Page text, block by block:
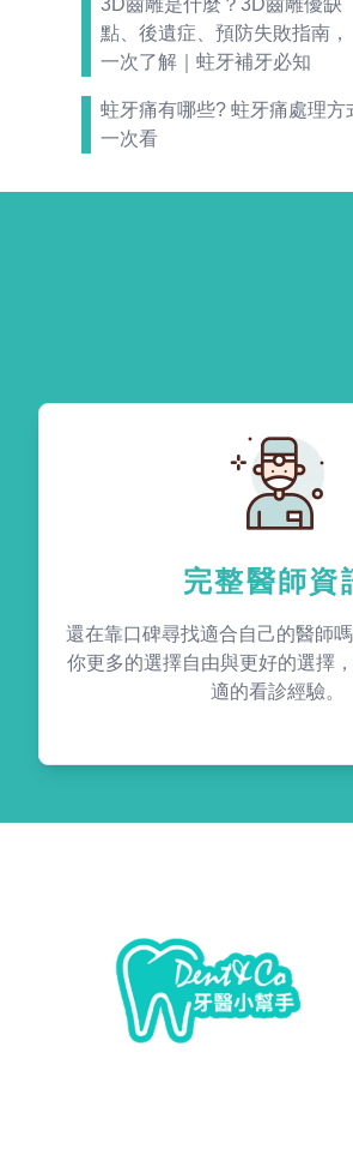
3D齒雕是什麼？3D齒雕優缺
點、後遺症、預防失敗指南，
一次了解｜蛀牙補牙必知
蛀牙痛有哪些? 蛀牙痛處理方
一次看
完整醫師資
還在靠口碑尋找適合自己的醫師
你更多的選擇自由與更好的選擇
適的看診經驗。